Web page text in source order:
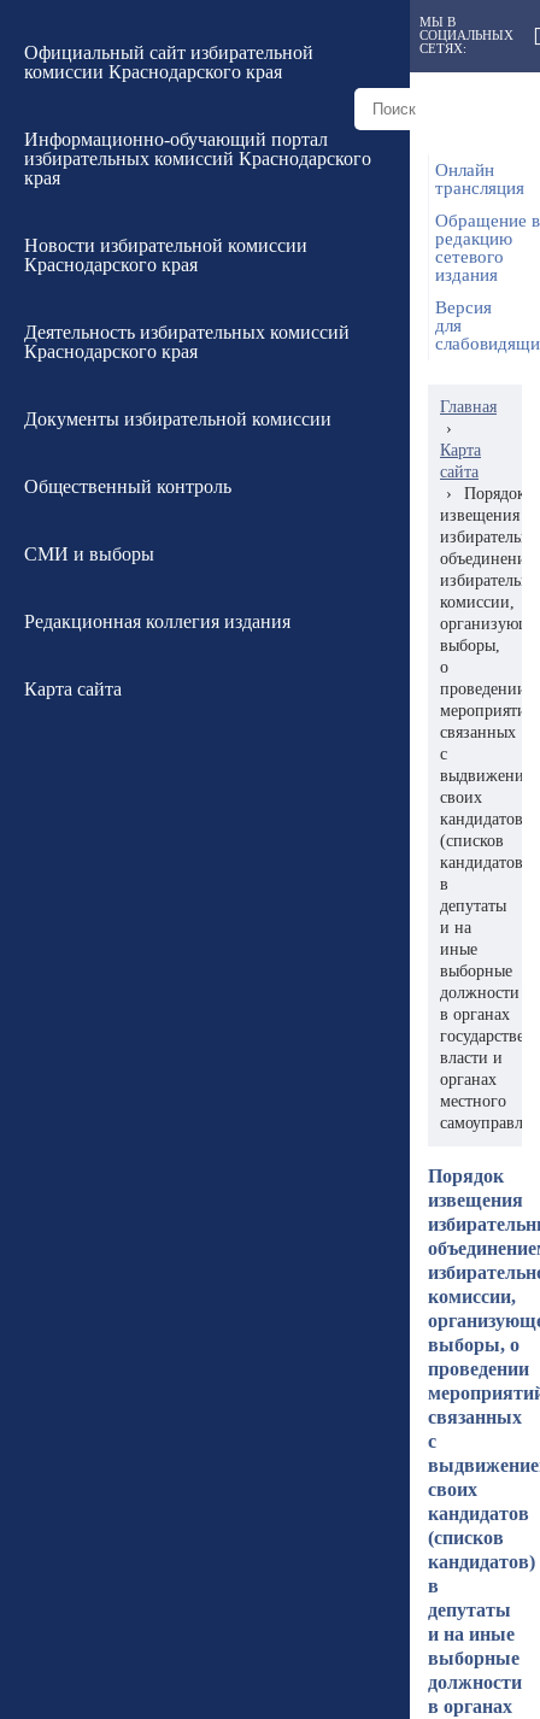
Официальный сайт избирательной
комиссии Краснодарского края
Информационно-обучающий портал
избирательных комиссий Краснодарского
края
Новости избирательной комиссии
Краснодарского края
Деятельность избирательных комиссий
Краснодарского края
Документы избирательной комиссии
Общественный контроль
СМИ и выборы
Редакционная коллегия издания
Карта сайта
МЫ В
СОЦИАЛЬНЫХ
СЕТЯХ:
Онлайн
трансляция
Обращение в
редакцию
сетевого
издания
Версия
для
Главная
›
Карта
сайта
›
Порядок
извещения
комиссии,
выборы,
о
проведении
мероприятий,
связанных
с
своих
кандидатов
(списков
кандидатов)
в
депутаты
и на
иные
выборные
должности
в органах
власти и
органах
местного
Порядок
извещения
комиссии,
выборы, о
проведении
связанных
с
своих
кандидатов
(списков
кандидатов)
в
депутаты
и на иные
выборные
должности
в органах